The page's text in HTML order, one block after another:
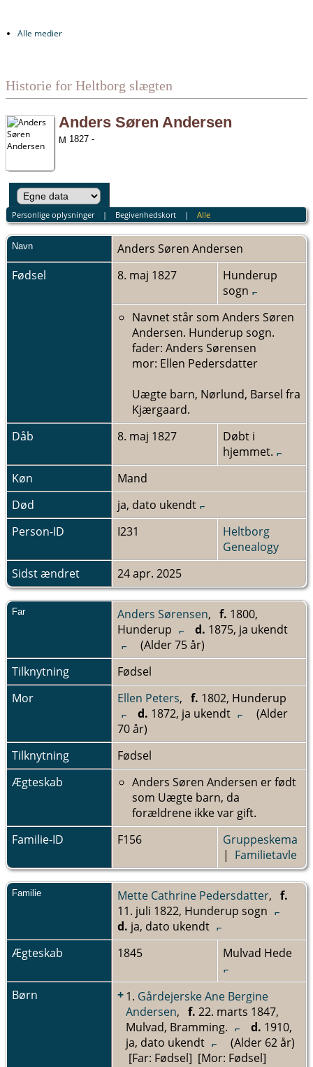
Alle medier
Historie for Heltborg slægten
Anders Søren Andersen
1827 -
Personlige oplysninger| Begivenhedskort| Alle
Navn Anders Søren Andersen
Fødsel
8. maj 1827
Hunderup
sogn
Navnet står som Anders Søren
Andersen. Hunderup sogn.
fader: Anders Sørensen
mor: Ellen Pedersdatter
Uægte barn, Nørlund, Barsel fra
Kjærgaard.
Dåb
8. maj 1827
Døbt i
hjemmet.
Køn
Mand
Død
ja, dato ukendt
Person-ID
I231
Heltborg
Genealogy
Sidst ændret
24 apr. 2025
Far Anders Sørensen, f. 1800,
Hunderup
d. 1875, ja ukendt
(Alder 75 år)
Tilknytning
Fødsel
Mor
Ellen Peters, f. 1802, Hunderup
d. 1872, ja ukendt
(Alder
70 år)
Tilknytning
Fødsel
Ægteskab
Anders Søren Andersen er født
som Uægte barn, da
forældrene ikke var gift.
Familie-ID
F156
Gruppeskema
| Familietavle
Familie Mette Cathrine Pedersdatter, f.
11. juli 1822, Hunderup sogn
d. ja, dato ukendt
Ægteskab
1845 Mulvad Hede
Børn +1. Gårdejerske Ane Bergine
Andersen, f. 22. marts 1847,
Mulvad, Bramming.
d. 1910,
ja, dato ukendt
(Alder 62 år)
[Far: Fødsel] [Mor: Fødsel]